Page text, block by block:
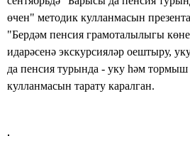
өчен" методик кулланмасын
"Бердәм пенсия грамоталылыгы
идарәсенә экскурсияләр оештыру,
да пенсия турында - уку һәм
кулланмасын тарату каралган.